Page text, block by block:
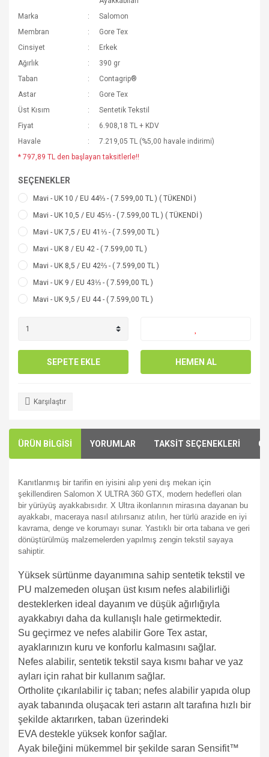
Marka
Salomon
Membran
Gore Tex
Cinsiyet
Erkek
Ağırlık
390 gr
Taban
Contagrip®
Astar
Gore Tex
Üst Kısım
Sentetik Tekstil
Fiyat
6.908,18 TL + KDV
Havale
7.219,05 TL (%5,00 havale indirimi)
* 797,89 TL den başlayan taksitlerle!!
SEÇENEKLER
Mavi - UK 10 / EU 44⅔ - ( 7.599,00 TL ) ( TÜKENDİ )
Mavi - UK 10,5 / EU 45⅓ - ( 7.599,00 TL ) ( TÜKENDİ )
Mavi - UK 7,5 / EU 41⅓ - ( 7.599,00 TL )
Mavi - UK 8 / EU 42 - ( 7.599,00 TL )
Mavi - UK 8,5 / EU 42⅔ - ( 7.599,00 TL )
Mavi - UK 9 / EU 43⅓ - ( 7.599,00 TL )
Mavi - UK 9,5 / EU 44 - ( 7.599,00 TL )
SEPETE EKLE HEMEN AL
Karşılaştır
ÜRÜN BİLGİSİ YORUMLAR TAKSİT SEÇENEKLERİ
Kanıtlanmış bir tarifin en iyisini alıp yeni dış mekan için
şekillendiren Salomon X ULTRA 360 GTX, modern hedefleri olan
bir yürüyüş ayakkabısıdır. X Ultra ikonlarının mirasına dayanan bu
ayakkabı, maceraya nasıl atılırsanız atılın, her türlü arazide en iyi
kavrama, denge ve korumayı sunar. Yastıklı bir orta tabana ve geri
dönüştürülmüş malzemelerden yapılmış zengin tekstil sayaya
sahiptir.
Yüksek sürtünme dayanımına sahip sentetik tekstil ve
PU malzemeden oluşan üst kısım nefes alabilirliği
desteklerken ideal dayanım ve düşük ağırlığıyla
ayakkabıyı daha da kullanışlı hale getirmektedir.
Su geçirmez ve nefes alabilir Gore Tex astar,
ayaklarınızın kuru ve konforlu kalmasını sağlar.
Nefes alabilir, sentetik tekstil saya kısmı bahar ve yaz
ayları için rahat bir kullanım sağlar.
Ortholite çıkarılabilir iç taban; nefes alabilir yapıda olup
ayak tabanında oluşacak teri astarın alt tarafına hızlı bir
şekilde aktarırken, taban üzerindeki
EVA destekle yüksek konfor sağlar.
Ayak bileğini mükemmel bir şekilde saran Sensifit™